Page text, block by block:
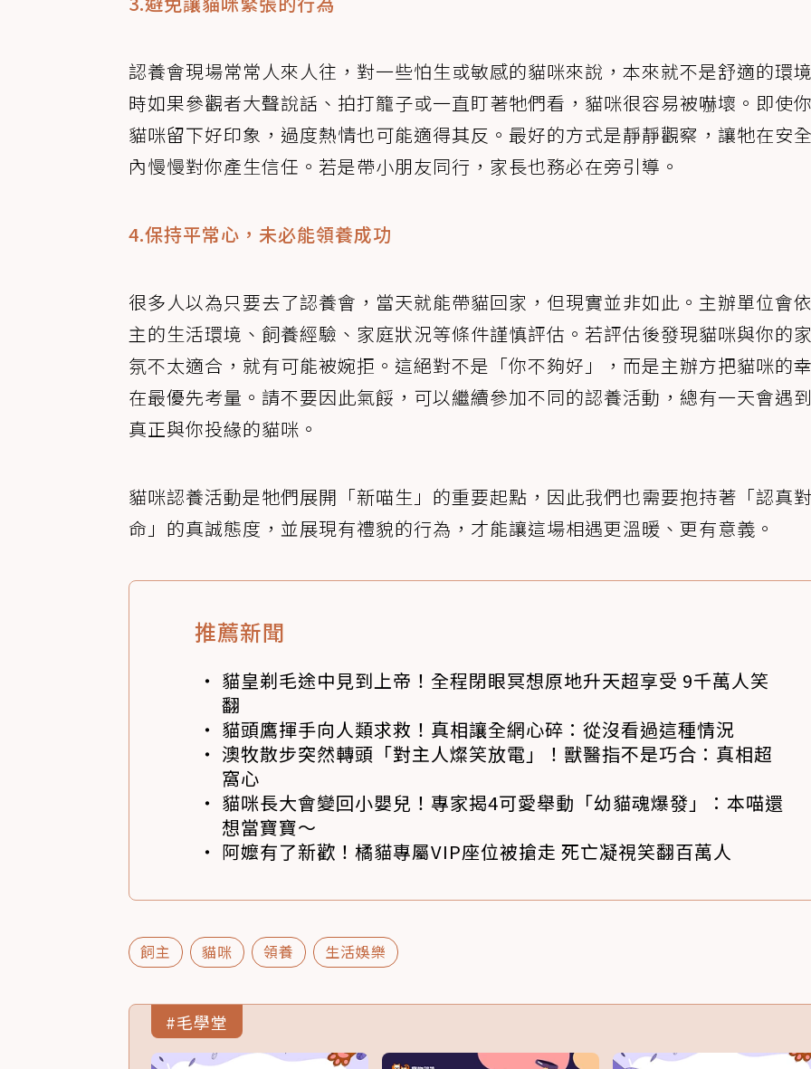
認養會現場常常人來人往，對一些怕生或敏感的貓咪來說，本來就不是舒適的環
時如果參觀者大聲說話、拍打籠子或一直盯著牠們看，貓咪很容易被嚇壞。即使
貓咪留下好印象，過度熱情也可能適得其反。最好的方式是靜靜觀察，讓牠在安
內慢慢對你產生信任。若是帶小朋友同行，家長也務必在旁引導。
4.保持平常心，未必能領養成功
很多人以為只要去了認養會，當天就能帶貓回家，但現實並非如此。主辦單位會
主的生活環境、飼養經驗、家庭狀況等條件謹慎評估。若評估後發現貓咪與你的
氛不太適合，就有可能被婉拒。這絕對不是「你不夠好」，而是主辦方把貓咪的
在最優先考量。請不要因此氣餒，可以繼續參加不同的認養活動，總有一天會遇
真正與你投緣的貓咪。
貓咪認養活動是牠們展開「新喵生」的重要起點，因此我們也需要抱持著「認真
命」的真誠態度，並展現有禮貌的行為，才能讓這場相遇更溫暖、更有意義。
推薦新聞
貓皇剃毛途中見到上帝！全程閉眼冥想原地升天超享受 9千萬人笑
翻
貓頭鷹揮手向人類求救！真相讓全網心碎：從沒看過這種情況
澳牧散步突然轉頭「對主人燦笑放電」！獸醫指不是巧合：真相超
窩心
貓咪長大會變回小嬰兒！專家揭4可愛舉動「幼貓魂爆發」：本喵還
想當寶寶～
阿嬤有了新歡！橘貓專屬VIP座位被搶走 死亡凝視笑翻百萬人
飼主 貓咪 領養 生活娛樂
#毛學堂